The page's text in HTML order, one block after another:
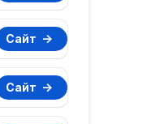
Сайт
Сайт